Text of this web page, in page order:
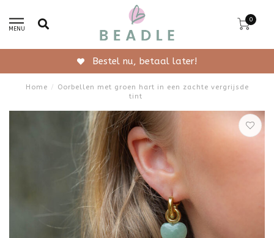
MENU
0
Gratis verzending vanaf 50,-
Home /
Oorbellen met groen hart in een zachte vergrijsde
tint